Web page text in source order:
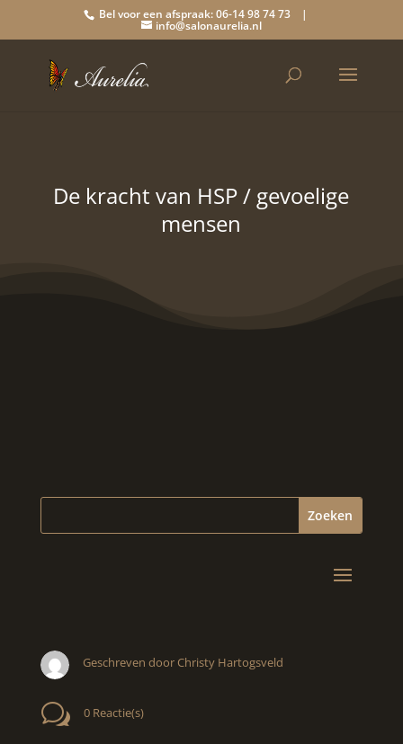
Bel voor een afspraak: 06-14 98 74 73 |
info@salonaurelia.nl
De kracht van HSP / gevoelige
mensen
Geschreven door Christy Hartogsveld
w 0 Reactie(s)